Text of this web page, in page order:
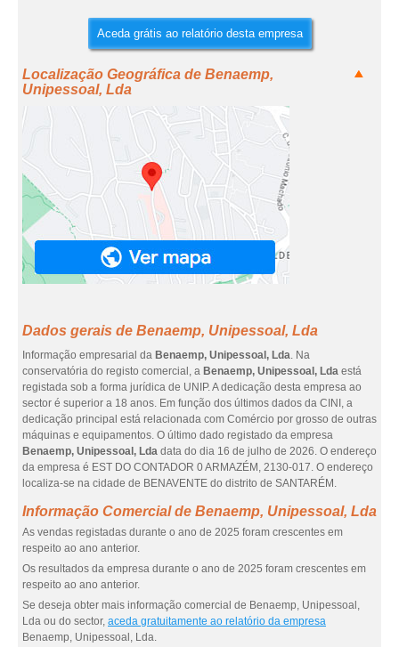
Aceda grátis ao relatório desta empresa
Localização Geográfica de Benaemp,
Unipessoal, Lda
Dados gerais de Benaemp, Unipessoal, Lda
Informação empresarial da Benaemp, Unipessoal, Lda. Na
conservatória do registo comercial, a Benaemp, Unipessoal, Lda está
registada sob a forma jurídica de UNIP. A dedicação desta empresa ao
sector é superior a 18 anos. Em função dos últimos dados da CINI, a
dedicação principal está relacionada com Comércio por grosso de outras
máquinas e equipamentos. O último dado registado da empresa
Benaemp, Unipessoal, Lda data do dia 16 de julho de 2026. O endereço
da empresa é EST DO CONTADOR 0 ARMAZÉM, 2130-017. O endereço
localiza-se na cidade de BENAVENTE do distrito de SANTARÉM.
Informação Comercial de Benaemp, Unipessoal, Lda
As vendas registadas durante o ano de 2025 foram crescentes em
respeito ao ano anterior.
Os resultados da empresa durante o ano de 2025 foram crescentes em
respeito ao ano anterior.
Se deseja obter mais informação comercial de Benaemp, Unipessoal,
Lda ou do sector, aceda gratuitamente ao relatório da empresa
Benaemp, Unipessoal, Lda.